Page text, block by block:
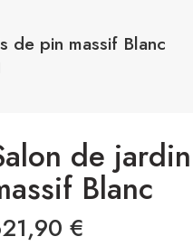
de pin massif Blanc
de
Blanc
€